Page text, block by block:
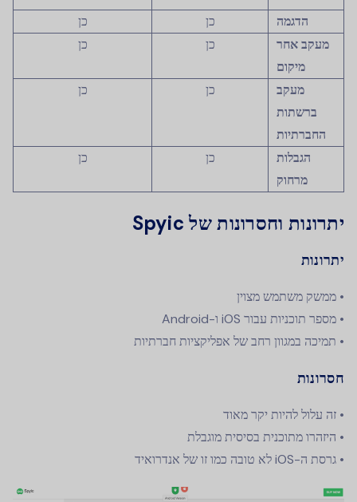
הדגמה כן
כן
מעקב אחר
מיקום
כן כן
מעקב
ברשתות
החברתיות
כן כן
הגבלות
מרחוק
כן כן
יתרונות וחסרונות של Spyic
יתרונות
• ממשק משתמש מצוין
• מספר תוכניות עבור iOS ו-Android
• תמיכה במגוון רחב של אפליקציות חברתיות
חסרונות
• זה עלול להיות יקר מאוד
• היזהרו מתוכנית בסיסית מוגבלת
• גרסת ה-iOS לא טובה כמו זו של אנדרואיד